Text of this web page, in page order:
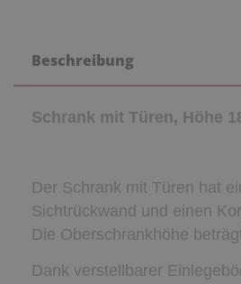
Beschreibung
Schrank mit Türen, Höhe
Der Schrank mit Türen hat
Sichtrückwand und einen
Die Oberschrankhöhe
Dank verstellbarer